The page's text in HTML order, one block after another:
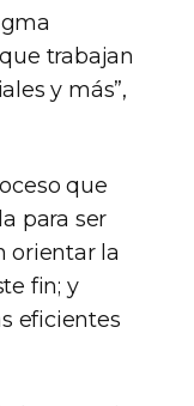
trabajan
y más”,
que
para ser
orientar la
fin; y
eficientes